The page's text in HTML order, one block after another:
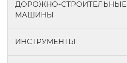
ДОРОЖНО-СТРОИТЕЛЬНЫЕ
МАШИНЫ
ИНСТРУМЕНТЫ